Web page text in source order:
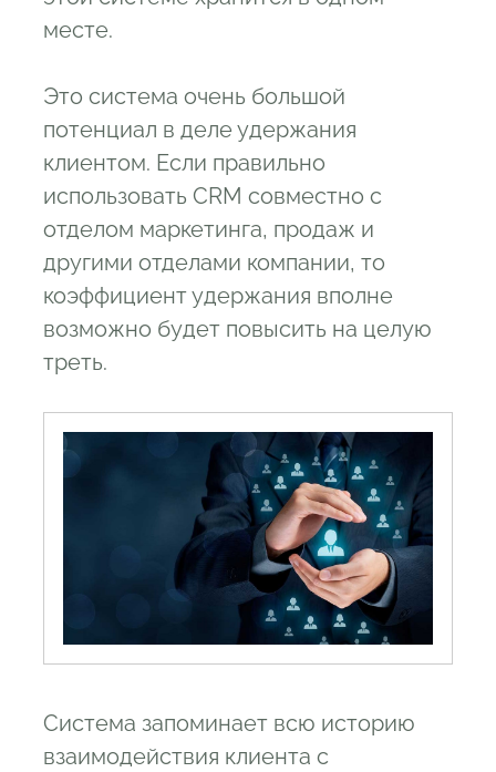
месте.
Это система очень большой
потенциал в деле удержания
клиентом. Если правильно
использовать CRM совместно с
отделом маркетинга, продаж и
другими отделами компании, то
коэффициент удержания вполне
возможно будет повысить на целую
треть.
Система запоминает всю историю
взаимодействия клиента с